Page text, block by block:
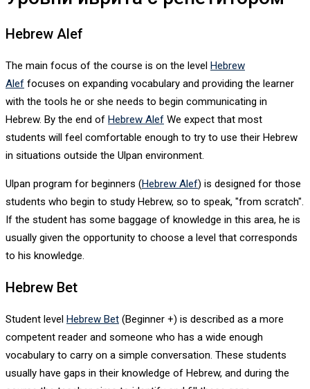
Hebrew Alef
The main focus of the course is on the level Hebrew
Alef focuses on expanding vocabulary and providing the learner
with the tools he or she needs to begin communicating in
Hebrew. By the end of Hebrew Alef We expect that most
students will feel comfortable enough to try to use their Hebrew
in situations outside the Ulpan environment.
Ulpan program for beginners (Hebrew Alef) is designed for those
students who begin to study Hebrew, so to speak, "from scratch".
If the student has some baggage of knowledge in this area, he is
usually given the opportunity to choose a level that corresponds
to his knowledge.
Hebrew Bet
Student level Hebrew Bet (Beginner +) is described as a more
competent reader and someone who has a wide enough
vocabulary to carry on a simple conversation. These students
usually have gaps in their knowledge of Hebrew, and during the